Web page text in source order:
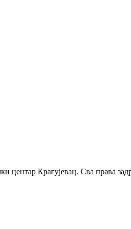
центар Крагујевац. Сва права